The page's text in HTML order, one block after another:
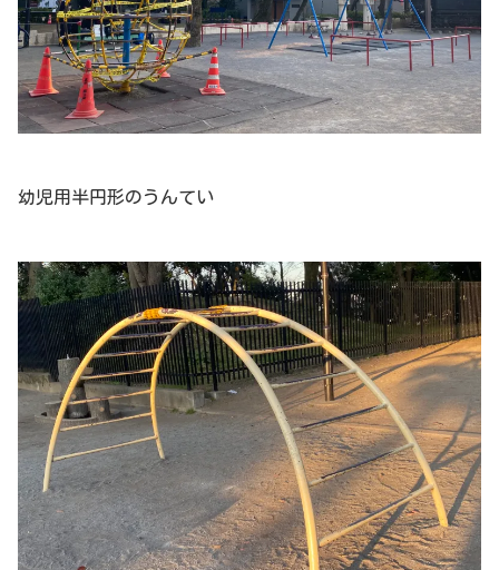
幼児用半円形のうんてい